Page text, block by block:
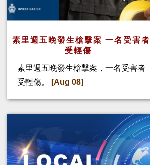
素里週五晚發生槍擊案 一名受害者
受輕傷
素里週五晚發生槍擊案，一名受害者
受輕傷。
[Aug 08]